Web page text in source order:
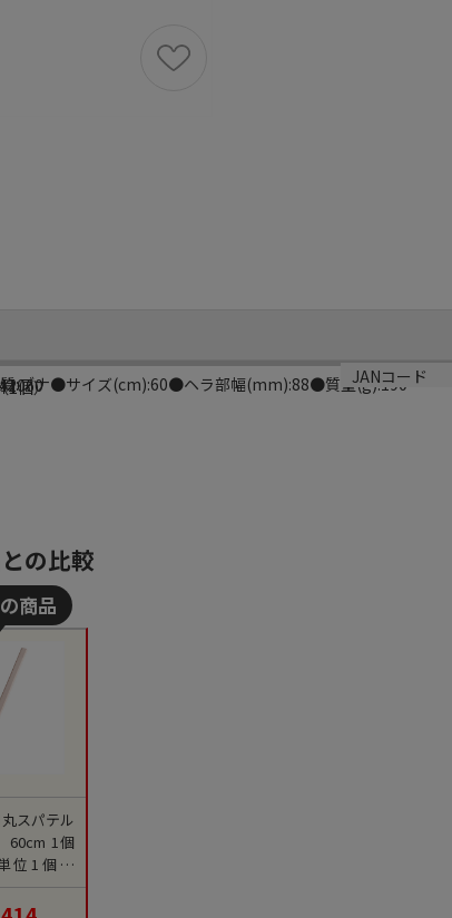
:ブナ●サイズ(cm):60●ヘラ部幅(mm):88●質量(g):190
サイズ
生産国
1個）
JANコード
の比較
スパテル
60cm 1個
位1個）